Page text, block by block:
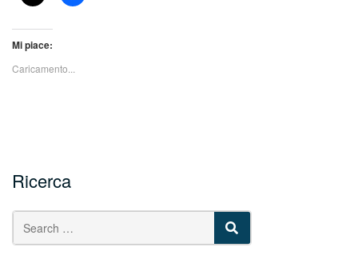
Mi piace:
Caricamento...
Ricerca
SEARCH